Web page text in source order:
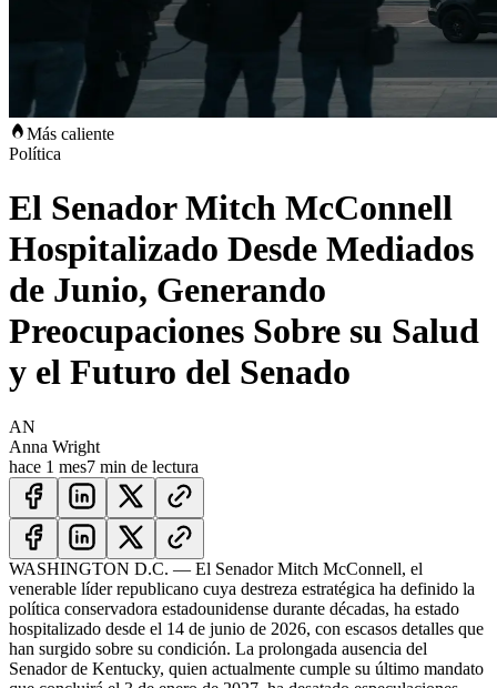
Más caliente
Política
El Senador Mitch McConnell
Hospitalizado Desde Mediados
de Junio, Generando
Preocupaciones Sobre su Salud
y el Futuro del Senado
AN
Anna Wright
hace 1 mes7 min de lectura
WASHINGTON D.C. — El Senador Mitch McConnell, el
venerable líder republicano cuya destreza estratégica ha definido la
política conservadora estadounidense durante décadas, ha estado
hospitalizado desde el 14 de junio de 2026, con escasos detalles que
han surgido sobre su condición. La prolongada ausencia del
Senador de Kentucky, quien actualmente cumple su último mandato